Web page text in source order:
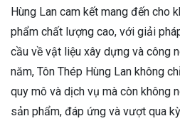
Hùng Lan cam kết mang đến cho
phẩm chất lượng cao, với giải
cầu về vật liệu xây dựng và công
năm, Tôn Thép Hùng Lan không
quy mô và dịch vụ mà còn không
sản phẩm, đáp ứng và vượt qua